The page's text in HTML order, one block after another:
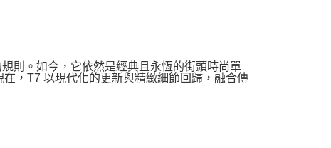
則。如今，它依然是經典且永恆的街頭時尚單
，T7 以現代化的更新與精緻細節回歸，融合傳